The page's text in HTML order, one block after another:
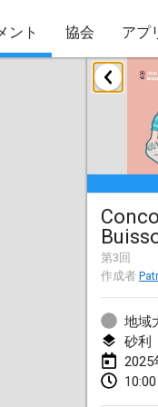
ント 協会 アプ
第3回
作成者
地域
砂利
2025
2025年1